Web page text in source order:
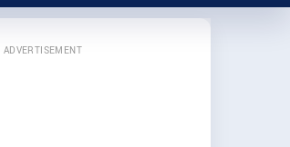
ADVERTISEMENT